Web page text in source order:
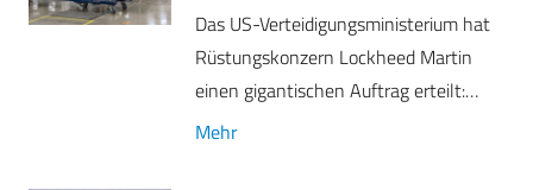
Das US-Verteidigungsministerium hat
Rüstungskonzern Lockheed Martin
einen gigantischen Auftrag erteilt:…
Mehr